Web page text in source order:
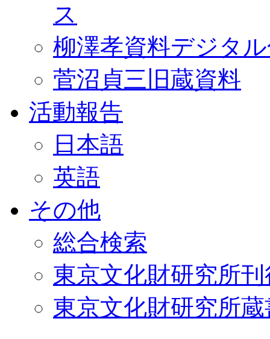
ス
柳澤孝資料デジタ
菅沼貞三旧蔵資料
活動報告
日本語
英語
その他
総合検索
東京文化財研究所
東京文化財研究所